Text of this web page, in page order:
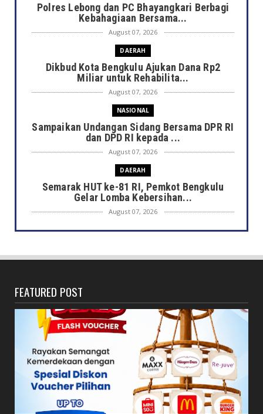
Polres Lebong dan PC Bhayangkari Berbagi
Kebahagiaan Bersama...
August 07, 2026
DAERAH
Dikbud Kota Bengkulu Ajukan Dana Rp2
Miliar untuk Rehabilita...
August 07, 2026
NASIONAL
Sampaikan Undangan Sidang Bersama DPR RI
dan DPD RI kepada ...
August 07, 2026
DAERAH
Semarak HUT ke-81 RI, Pemkot Bengkulu
Gelar Lomba Kebersihan...
August 07, 2026
DAERAH
Jangan Pasang Bende...
Bersama Forkopimda, Walikota – Wawali
Bagikan 5.000 Bendera ...
August 07, 2026
JELAJAH
Saat Amal Masjid Keliru, Nasib Negeri
Mengharu-biru
August 07, 2026
HONDA
FEATURED POST